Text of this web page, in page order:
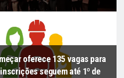
oferece 135 vagas para
seguem até 1º de